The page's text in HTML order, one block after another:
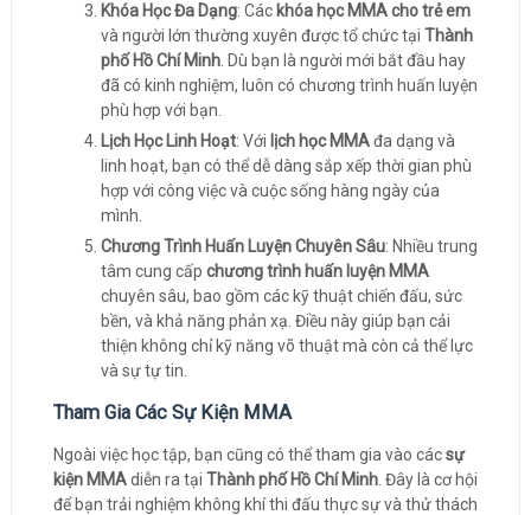
Khóa Học Đa Dạng: Các khóa học MMA cho trẻ em
và người lớn thường xuyên được tổ chức tại Thành
phố Hồ Chí Minh. Dù bạn là người mới bắt đầu hay
đã có kinh nghiệm, luôn có chương trình huấn luyện
phù hợp với bạn.
Lịch Học Linh Hoạt: Với lịch học MMAđa dạng và
linh hoạt, bạn có thể dễ dàng sắp xếp thời gian phù
hợp với công việc và cuộc sống hàng ngày của
mình.
Chương Trình Huấn Luyện Chuyên Sâu: Nhiều trung
tâm cung cấp chương trình huấn luyện MMA
chuyên sâu, bao gồm các kỹ thuật chiến đấu, sức
bền, và khả năng phản xạ. Điều này giúp bạn cải
thiện không chỉ kỹ năng võ thuật mà còn cả thể lực
và sự tự tin.
Tham Gia Các Sự Kiện MMA
Ngoài việc học tập, bạn cũng có thể tham gia vào cácsự
kiện MMAdiễn ra tại Thành phố Hồ Chí Minh. Đây là cơ hội
để bạn trải nghiệm không khí thi đấu thực sự và thử thách